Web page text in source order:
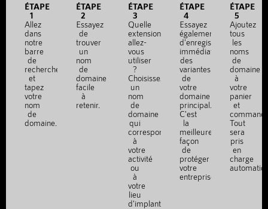
ÉTAPE
1
Allez
dans
notre
barre
de
recherche
et
tapez
votre
nom
de
domaine.
ÉTAPE
2
Essayez
de
trouver
un
nom
de
domaine
facile
à
retenir.
ÉTAPE
3
Quelle
extension
allez-
vous
utiliser
?
Choisissez
un
nom
de
domaine
qui
correspond
à
votre
activité
ou
à
votre
lieu
d'implantation.
ÉTAPE
4
Essayez
également
d'enregistrer
immédiatement
des
variantes
de
votre
domaine
principal.
C'est
la
meilleure
façon
de
protéger
votre
entreprise.
ÉTAPE
5
Ajoutez
tous
les
noms
de
domaine
à
votre
panier
et
Tout
sera
pris
en
charge